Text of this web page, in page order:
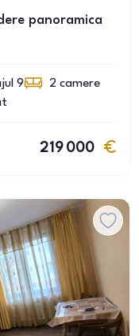
panoramica
9 2 camere
219 000